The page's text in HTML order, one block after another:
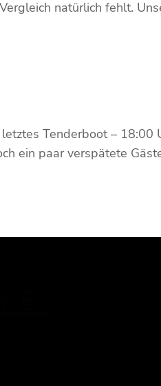
natürlich fehlt.
Tenderboot –
ein paar verspätete